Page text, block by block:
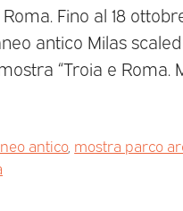
Fino al 18
antico Milas scaled
“Troia e Roma.
antico, mostra parco